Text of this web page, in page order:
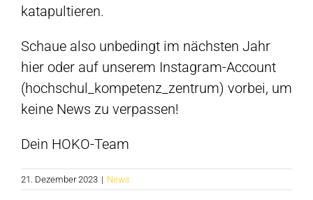
katapultieren.
Schaue also unbedingt im nächsten Jahr
hier oder auf unserem Instagram-Account
(hochschul_kompetenz_zentrum) vorbei, um
keine News zu verpassen!
Dein HOKO-Team
21. Dezember 2023 | News